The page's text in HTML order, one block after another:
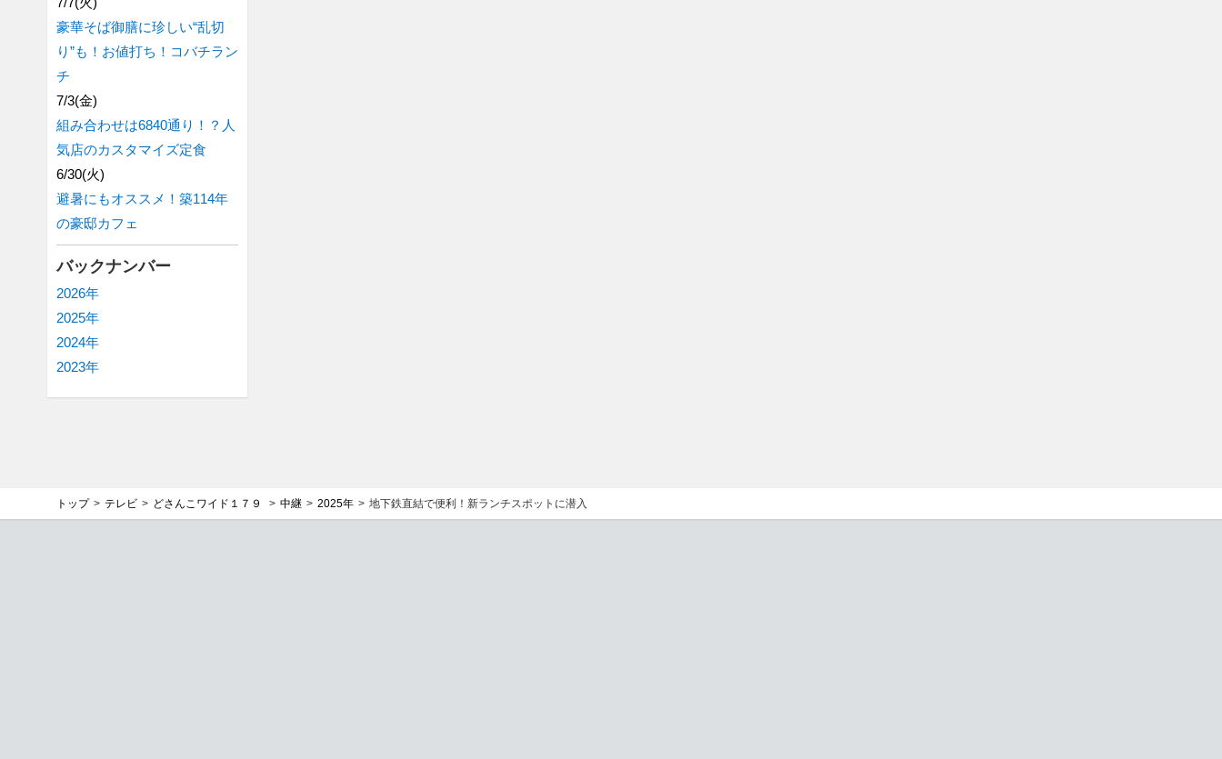
豪華そば御膳に珍しい“乱切
り”も！お値打ち！コバチラン
チ
7/3(金)
組み合わせは6840通り！？人
気店のカスタマイズ定食
6/30(火)
避暑にもオススメ！築114年
の豪邸カフェ
バックナンバー
2026年
2025年
2024年
2023年
トップ テレビ どさんこワイド１７９ 中継 2025年 地下鉄直結で便利！新ランチスポットに潜入